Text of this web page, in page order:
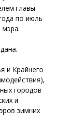
главы
по июль
и Крайнего
городов
и
зимних